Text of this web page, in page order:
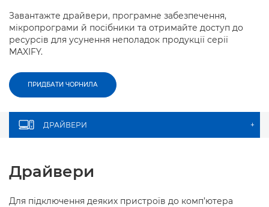
Завантажте драйвери, програмне забезпечення,
мікропрограми й посібники та отримайте доступ до
ресурсів для усунення неполадок продукції серії
MAXIFY.
ПРИДБАТИ ЧОРНИЛА
ДРАЙВЕРИ +
Драйвери
Для підключення деяких пристроїв до комп’ютера